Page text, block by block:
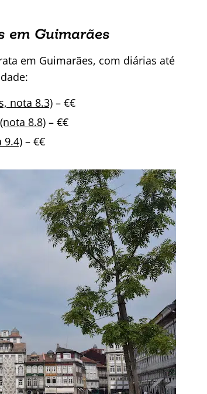
em Guimarães
em Guimarães, com diárias até
nota 8.3) – €€
8.8) – €€
9.4) – €€